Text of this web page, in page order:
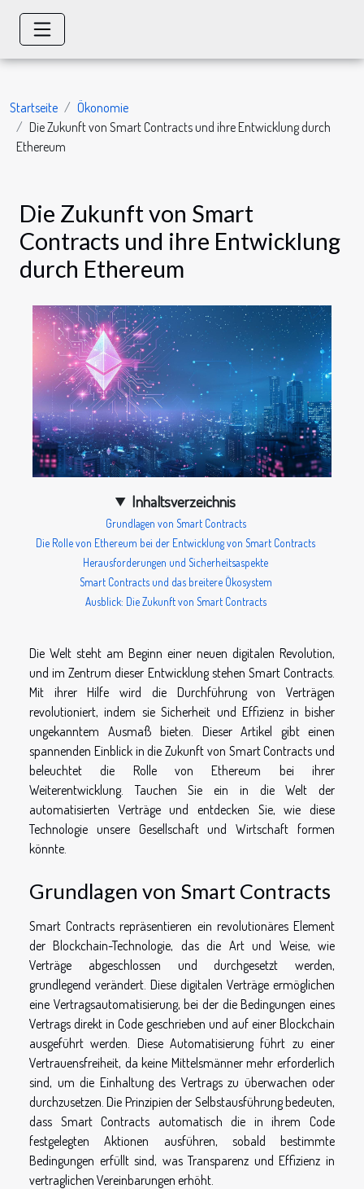
Startseite
Ökonomie
Die Zukunft von Smart Contracts und ihre Entwicklung durch
Ethereum
Die Zukunft von Smart
Contracts und ihre Entwicklung
durch Ethereum
Inhaltsverzeichnis
Grundlagen von Smart Contracts
Die Rolle von Ethereum bei der Entwicklung von Smart Contracts
Herausforderungen und Sicherheitsaspekte
Smart Contracts und das breitere Ökosystem
Ausblick: Die Zukunft von Smart Contracts
Die Welt steht am Beginn einer neuen digitalen Revolution,
und im Zentrum dieser Entwicklung stehen Smart Contracts.
Mit ihrer Hilfe wird die Durchführung von Verträgen
revolutioniert, indem sie Sicherheit und Effizienz in bisher
ungekanntem Ausmaß bieten. Dieser Artikel gibt einen
spannenden Einblick in die Zukunft von Smart Contracts und
beleuchtet die Rolle von Ethereum bei ihrer
Weiterentwicklung. Tauchen Sie ein in die Welt der
automatisierten Verträge und entdecken Sie, wie diese
Technologie unsere Gesellschaft und Wirtschaft formen
könnte.
Grundlagen von Smart Contracts
Smart Contracts repräsentieren ein revolutionäres Element
der Blockchain-Technologie, das die Art und Weise, wie
Verträge abgeschlossen und durchgesetzt werden,
grundlegend verändert. Diese digitalen Verträge ermöglichen
eine Vertragsautomatisierung, bei der die Bedingungen eines
Vertrags direkt in Code geschrieben und auf einer Blockchain
ausgeführt werden. Diese Automatisierung führt zu einer
Vertrauensfreiheit, da keine Mittelsmänner mehr erforderlich
sind, um die Einhaltung des Vertrags zu überwachen oder
durchzusetzen. Die Prinzipien der Selbstausführung bedeuten,
dass Smart Contracts automatisch die in ihrem Code
festgelegten Aktionen ausführen, sobald bestimmte
Bedingungen erfüllt sind, was Transparenz und Effizienz in
vertraglichen Vereinbarungen erhöht.